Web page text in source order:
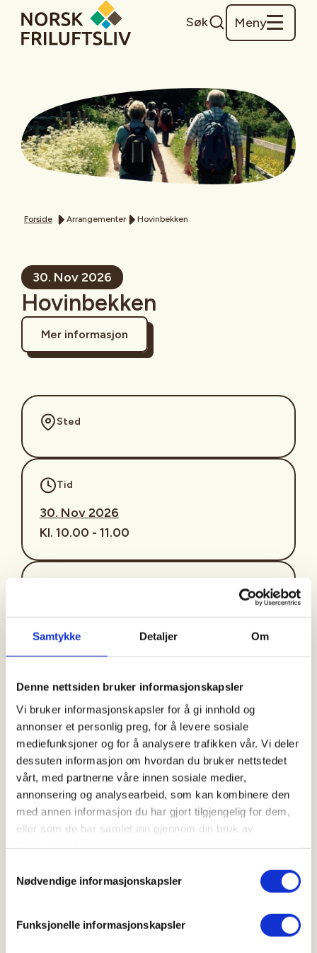
Samtykke Detaljer Om
Denne nettsiden bruker informasjonskapsler
Vi bruker informasjonskapsler for å gi innhold og
annonser et personlig preg, for å levere sosiale
mediefunksjoner og for å analysere trafikken vår. Vi deler
dessuten informasjon om hvordan du bruker nettstedet
vårt, med partnerne våre innen sosiale medier,
annonsering og analysearbeid, som kan kombinere den
med annen informasjon du har gjort tilgjengelig for dem,
eller som de har samlet inn gjennom din bruk av
Nødvendige informasjonskapsler
Funksjonelle informasjonskapsler
Søk Meny
Forside Arrangementer Hovinbekken
30. Nov 2026
Hovinbekken
Mer informasjon
Sted
Tid
30. Nov 2026
Kl. 10.00 - 11.00
Nordre Follo Turlag
90+07+67+19
jamarker@online.no
Vi følger den prisbelønte Hovinbekken fra Årvoll til
Klosterenga park som åpnet 2023 etter skulptøren
Bård Breiviks idé.
Hovinbekken er delvis åpen og renner gjennom både
ved bydelen Ensjø.
Kolben) kl 10:00